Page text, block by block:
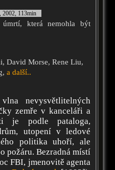
2002, 113min
úmrtí, která nemohla být
David Morse, Rene Liu,
a další..
nevysvětlitelných
zemře v kanceláři a
je podle pataloga,
utopení v ledové
politika uhoří, ale
požáru. Bezradná místí
FBI, jmenovitě agenta